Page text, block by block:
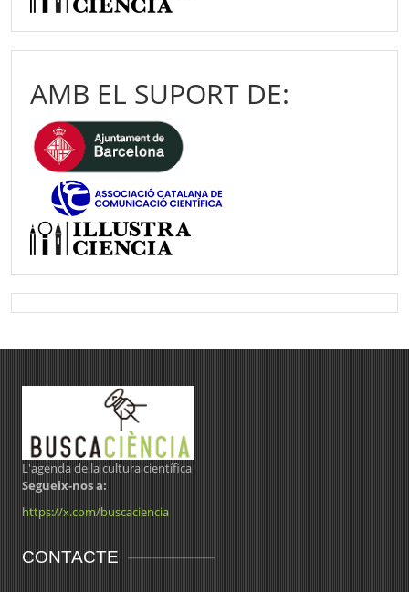
AMB EL SUPORT DE:
L'agenda de la cultura científica
Segueix-nos a:
https://x.com/buscaciencia
CONTACTE